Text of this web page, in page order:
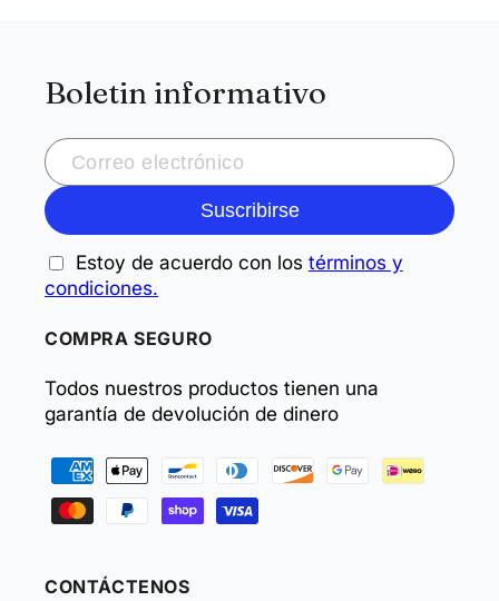
Boletin informativo
Suscribirse
Estoy de acuerdo con los términos y
condiciones.
COMPRA SEGURO
Todos nuestros productos tienen una
garantía de devolución de dinero
de
pago
CONTÁCTENOS